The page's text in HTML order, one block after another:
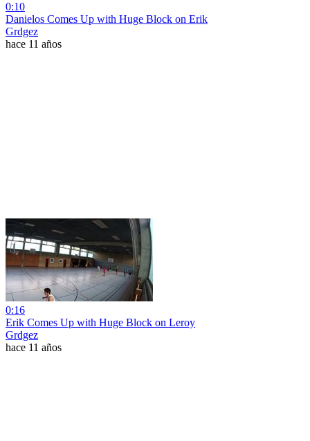
0:10
Danielos Comes Up with Huge Block on Erik
Grdgez
hace 11 años
0:16
Erik Comes Up with Huge Block on Leroy
Grdgez
hace 11 años